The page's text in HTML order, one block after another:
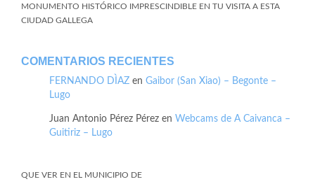
MONUMENTO HISTÓRICO IMPRESCINDIBLE EN TU VISITA A ESTA
CIUDAD GALLEGA
COMENTARIOS RECIENTES
FERNANDO DÌAZ en Gaibor (San Xiao) – Begonte –
Lugo
Juan Antonio Pérez Pérez en Webcams de A Caivanca –
Guitiriz – Lugo
QUE VER EN EL MUNICIPIO DE